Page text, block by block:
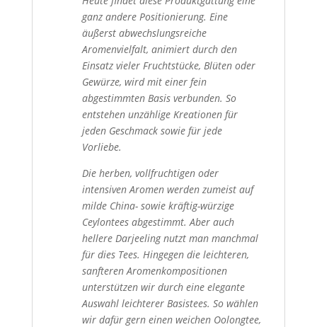
ganz andere Positionierung. Eine
äußerst abwechslungsreiche
Aromenvielfalt, animiert durch den
Einsatz vieler Fruchtstücke, Blüten oder
Gewürze, wird mit einer fein
abgestimmten Basis verbunden. So
entstehen unzählige Kreationen für
jeden Geschmack sowie für jede
Vorliebe.
Die herben, vollfruchtigen oder
intensiven Aromen werden zumeist auf
milde China- sowie kräftig-würzige
Ceylontees abgestimmt. Aber auch
hellere Darjeeling nutzt man manchmal
für dies Tees. Hingegen die leichteren,
sanfteren Aromenkompositionen
unterstützen wir durch eine elegante
Auswahl leichterer Basistees. So wählen
wir dafür gern einen weichen Oolongtee,